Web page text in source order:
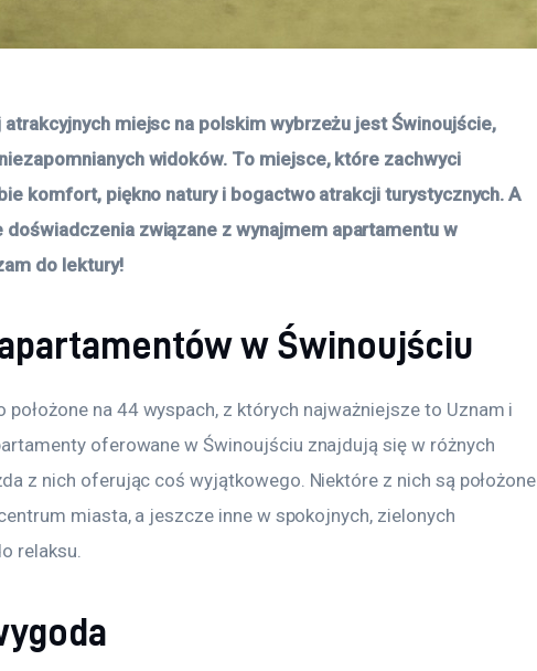
miejsc na polskim wybrzeżu jest Świnoujście,
widoków. To miejsce, które zachwyci
komfort, piękno natury i bogactwo atrakcji turystycznych. A
doświadczenia związane z wynajmem apartamentu w
do lektury!
w Świnoujściu
na 44 wyspach, z których najważniejsze to Uznam i
oferowane w Świnoujściu znajdują się w różnych
z nich oferując coś wyjątkowego. Niektóre z nich są położone
miasta, a jeszcze inne w spokojnych, zielonych
relaksu.